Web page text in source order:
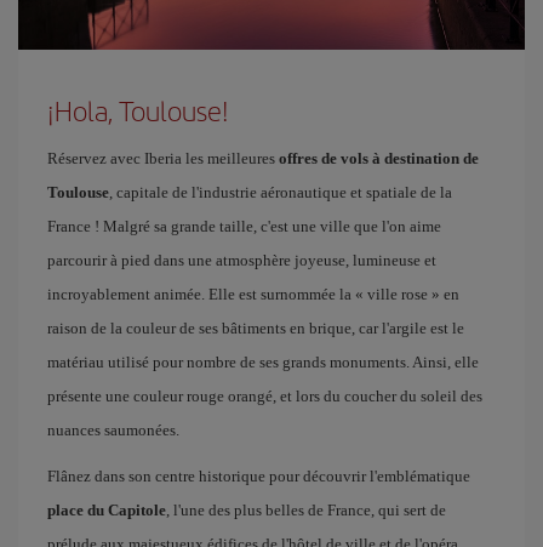
¡Hola, Toulouse!
Réservez avec Iberia les meilleures offres de vols à destination de
Toulouse, capitale de l'industrie aéronautique et spatiale de la
France ! Malgré sa grande taille, c'est une ville que l'on aime
parcourir à pied dans une atmosphère joyeuse, lumineuse et
incroyablement animée. Elle est surnommée la « ville rose » en
raison de la couleur de ses bâtiments en brique, car l'argile est le
matériau utilisé pour nombre de ses grands monuments. Ainsi, elle
présente une couleur rouge orangé, et lors du coucher du soleil des
nuances saumonées.
Flânez dans son centre historique pour découvrir l'emblématique
place du Capitole, l'une des plus belles de France, qui sert de